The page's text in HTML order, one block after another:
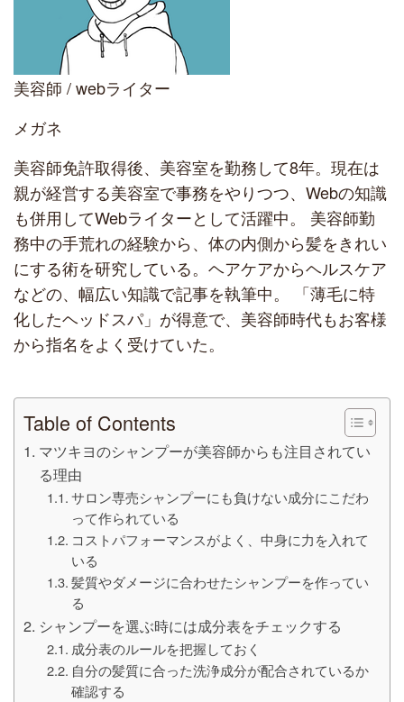
美容師 / webライター
メガネ
美容師免許取得後、美容室を勤務して8年。現在は
親が経営する美容室で事務をやりつつ、Webの知識
も併用してWebライターとして活躍中。 美容師勤
務中の手荒れの経験から、体の内側から髪をきれい
にする術を研究している。ヘアケアからヘルスケア
などの、幅広い知識で記事を執筆中。 「薄毛に特
化したヘッドスパ」が得意で、美容師時代もお客様
から指名をよく受けていた。
Table of Contents
マツキヨのシャンプーが美容師からも注目されてい
る理由
サロン専売シャンプーにも負けない成分にこだわ
って作られている
コストパフォーマンスがよく、中身に力を入れて
いる
髪質やダメージに合わせたシャンプーを作ってい
る
シャンプーを選ぶ時には成分表をチェックする
成分表のルールを把握しておく
自分の髪質に合った洗浄成分が配合されているか
確認する